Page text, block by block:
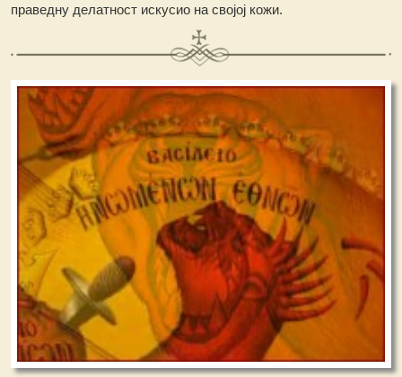
праведну делатност искусио на својој кожи.